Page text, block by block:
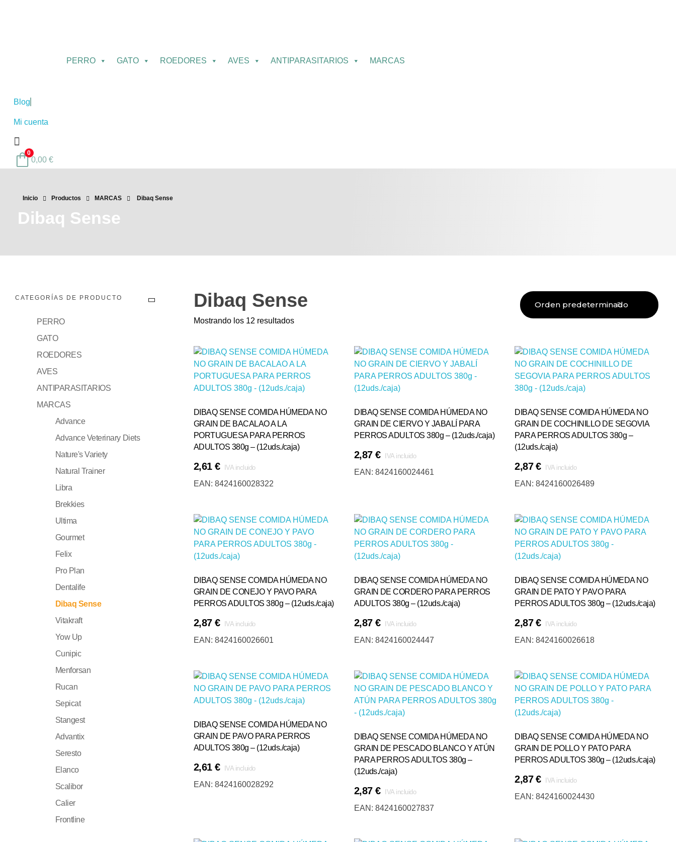
PERRO GATO ROEDORES AVES ANTIPARASITARIOS MARCAS
Blog
Mi cuenta
0
0,00 €
Inicio Productos MARCAS Dibaq Sense
Dibaq Sense
Dibaq Sense
Mostrando los 12 resultados
DIBAQ SENSE COMIDA HÚMEDA NO
GRAIN DE BACALAO A LA
PORTUGUESA PARA PERROS
ADULTOS 380g – (12uds./caja)
2,61 € IVA incluido
EAN: 8424160028322
DIBAQ SENSE COMIDA HÚMEDA NO
GRAIN DE CIERVO Y JABALÍ PARA
PERROS ADULTOS 380g – (12uds./caja)
2,87€ IVA incluido
EAN:8424160024461
DIBAQ SENSE COMIDA HÚMEDA NO
GRAIN DE COCHINILLO DE SEGOVIA
PARA PERROS ADULTOS 380g –
(12uds./caja)
2,87€ IVA incluido
EAN:8424160026489
DIBAQ SENSE COMIDA HÚMEDA NO
GRAIN DE CONEJO Y PAVO PARA
PERROS ADULTOS 380g – (12uds./caja)
2,87 € IVA incluido
EAN: 8424160026601
DIBAQ SENSE COMIDA HÚMEDA NO
GRAIN DE CORDERO PARA PERROS
ADULTOS 380g – (12uds./caja)
2,87€ IVA incluido
EAN:8424160024447
DIBAQ SENSE COMIDA HÚMEDA NO
GRAIN DE PATO Y PAVO PARA
PERROS ADULTOS 380g – (12uds./caja)
2,87€ IVA incluido
EAN:8424160026618
DIBAQ SENSE COMIDA HÚMEDA NO
GRAIN DE PAVO PARA PERROS
ADULTOS 380g – (12uds./caja)
2,61 € IVA incluido
EAN: 8424160028292
DIBAQ SENSE COMIDA HÚMEDA NO
GRAIN DE PESCADO BLANCO Y ATÚN
PARA PERROS ADULTOS 380g –
(12uds./caja)
2,87€ IVA incluido
EAN:8424160027837
DIBAQ SENSE COMIDA HÚMEDA NO
GRAIN DE POLLO Y PATO PARA
PERROS ADULTOS 380g – (12uds./caja)
2,87€ IVA incluido
EAN:8424160024430
CATEGORÍAS DE PRODUCTO
PERRO
GATO
ROEDORES
AVES
ANTIPARASITARIOS
MARCAS
Advance
Advance Veterinary Diets
Nature's Variety
Natural Trainer
Libra
Brekkies
Ultima
Gourmet
Felix
Pro Plan
Dentalife
Dibaq Sense
Vitakraft
Yow Up
Cunipic
Menforsan
Rucan
Sepicat
Stangest
Advantix
Seresto
Elanco
Scalibor
Calier
Frontline